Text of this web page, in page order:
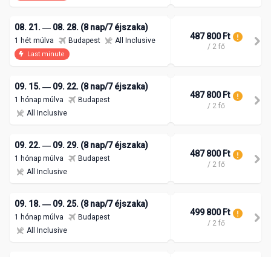
08. 21. ― 08. 28. (8 nap/7 éjszaka)
1 hét múlva Budapest All Inclusive
Last minute
487 800 Ft
/ 2 fő
09. 15. ― 09. 22. (8 nap/7 éjszaka)
1 hónap múlva
Budapest
All Inclusive
487 800 Ft
/ 2 fő
09. 22. ― 09. 29. (8 nap/7 éjszaka)
1 hónap múlva
Budapest
All Inclusive
487 800 Ft
/ 2 fő
09. 18. ― 09. 25. (8 nap/7 éjszaka)
1 hónap múlva
Budapest
All Inclusive
499 800 Ft
/ 2 fő